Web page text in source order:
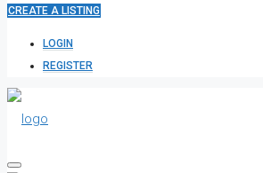
CREATE A LISTING
LOGIN
REGISTER